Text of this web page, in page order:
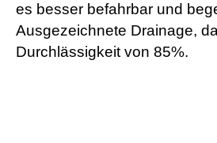
es besser befahrbar und
Ausgezeichnete Drainage,
Durchlässigkeit von 85%.